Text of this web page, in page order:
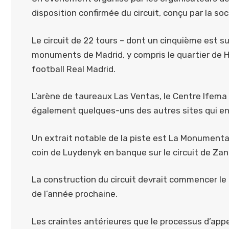
disposition confirmée du circuit, conçu par la
Le circuit de 22 tours – dont un cinquième est
monuments de Madrid, y compris le quartier
football Real Madrid.
L’arène de taureaux Las Ventas, le Centre
également quelques-uns des autres sites qui
Un extrait notable de la piste est La
coin de Luydenyk en banque sur le circuit de
La construction du circuit devrait commencer
de l’année prochaine.
Les craintes antérieures que le processus